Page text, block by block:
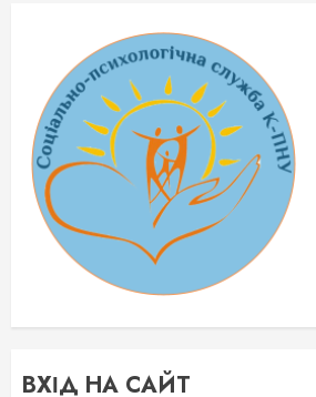
ВХІД НА САЙТ